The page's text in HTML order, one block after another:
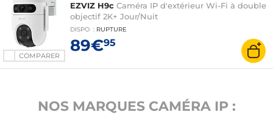
COMPARER
EZVIZ H9c Caméra IP d'extérieur Wi-Fi à double
objectif 2K+ Jour/Nuit
DISPO : RUPTURE
89€95
NOS MARQUES CAMÉRA IP :